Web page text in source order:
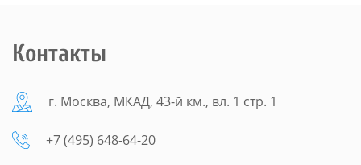
Контакты
г. Москва, МКАД, 43-й км., вл. 1 стр. 1
+7 (495) 648-64-20